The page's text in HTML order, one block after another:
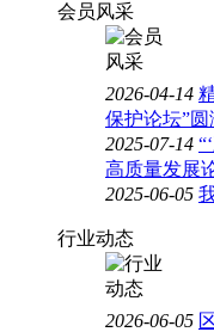
会员风采
2026-04-14
保护论坛”圆
2025-07-14
高质量发展
2025-06-05
行业动态
2026-06-05